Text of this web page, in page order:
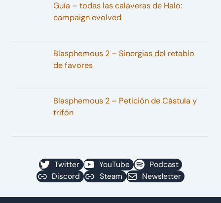
Guía – todas las calaveras de Halo:
campaign evolved
Blasphemous 2 – Sinergias del retablo
de favores
Blasphemous 2 – Petición de Cástula y
trifón
Twitter YouTube
Podcast
Discord
Steam Newsletter